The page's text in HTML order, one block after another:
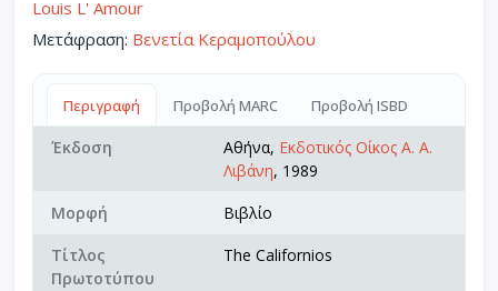
Louis L' Amour
Μετάφραση: Βενετία Κεραμοπούλου
Περιγραφή Προβολή MARC Προβολή ISBD
Έκδοση Αθήνα, Εκδοτικός Οίκος Α. Α.
Λιβάνη, 1989
Μορφή
Βιβλίο
Τίτλος
Πρωτοτύπου
The Californios